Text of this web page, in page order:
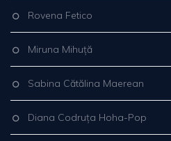
Rovena Fetico
Miruna Mihuță
Sabina Cătălina Maerean
Diana Codruța Hoha-Pop